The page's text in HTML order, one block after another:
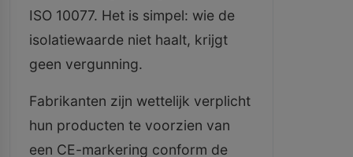
ISO 10077. Het is simpel: wie de
isolatiewaarde niet haalt, krijgt
geen vergunning.
Fabrikanten zijn wettelijk verplicht
hun producten te voorzien van
een CE-markering conform de